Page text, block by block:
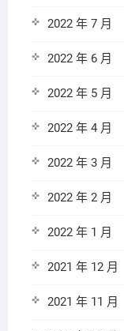
2022 年 7 月
2022 年 6 月
2022 年 5 月
2022 年 4 月
2022 年 3 月
2022 年 2 月
2022 年 1 月
2021 年 12 月
2021 年 11 月